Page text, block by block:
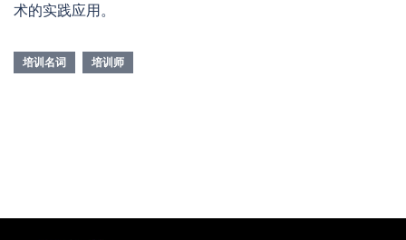
术的实践应用。
培训名词 培训师